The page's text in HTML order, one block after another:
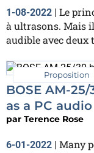
1-08-2022 | Le
à ultrasons. Mais
audible avec deux
Proposition
BOSE AM-
as a PC audio
par Terence Rose
6-01-2022
Many